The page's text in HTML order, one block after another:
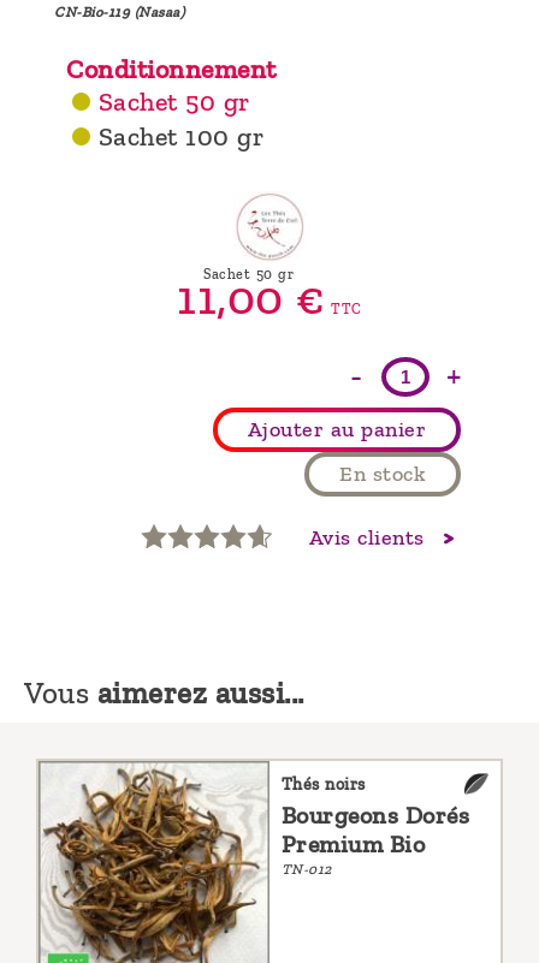
CN-Bio-119 (Nasaa)
Conditionnement
Sachet 50 gr
Sachet 100 gr
Sachet 50 gr
11,00€ TTC
- +
Ajouter au panier
En stock
Avis clients
Vous aimerez aussi...
Thés noirs
Bourgeons Dorés
Premium Bio
TN-012